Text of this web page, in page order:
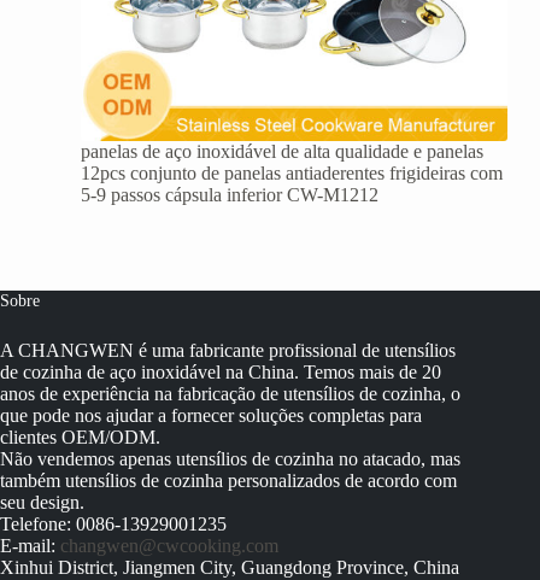
panelas de aço inoxidável de alta qualidade e panelas
12pcs conjunto de panelas antiaderentes frigideiras com
5-9 passos cápsula inferior CW-M1212
Sobre
A CHANGWEN é uma fabricante profissional de utensílios
de cozinha de aço inoxidável na China. Temos mais de 20
anos de experiência na fabricação de utensílios de cozinha, o
que pode nos ajudar a fornecer soluções completas para
clientes OEM/ODM.
Não vendemos apenas utensílios de cozinha no atacado, mas
também utensílios de cozinha personalizados de acordo com
seu design.
Telefone: 0086-13929001235
E-mail: changwen@cwcooking.com
Xinhui District, Jiangmen City, Guangdong Province, China